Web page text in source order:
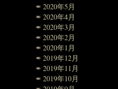
2020年5月
2020年4月
2020年3月
2020年2月
2020年1月
2019年12月
2019年11月
2019年10月